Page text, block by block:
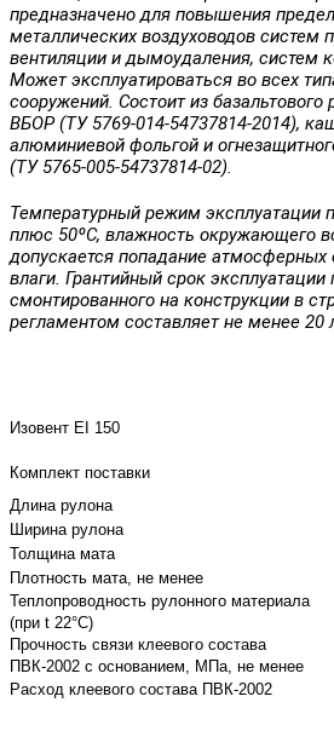
предназначено для повышения
металлических воздуховодов систем
вентиляции и дымоудаления, систем
Может эксплуатироваться во всех
сооружений. Состоит из базальтового
ВБОР (ТУ 5769-014-54737814-2014),
алюминиевой фольгой и
(ТУ 5765-005-54737814-02).
Температурный режим эксплуатации
плюс 50ºС, влажность окружающего
допускается попадание атмосферных
влаги. Грантийный срок
смонтированного на конструкции в
регламентом составляет не менее 20
Изовент EI 150
Комплект поставки
Длина рулона
Ширина рулона
Толщина мата
Плотность мата, не менее
Теплопроводность рулонного материала
(при t 22°С)
Прочность связи клеевого состава
ПВК-2002 с основанием, МПа, не менее
Расход клеевого состава ПВК-2002